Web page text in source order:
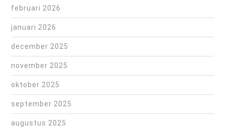
februari 2026
januari 2026
december 2025
november 2025
oktober 2025
september 2025
augustus 2025